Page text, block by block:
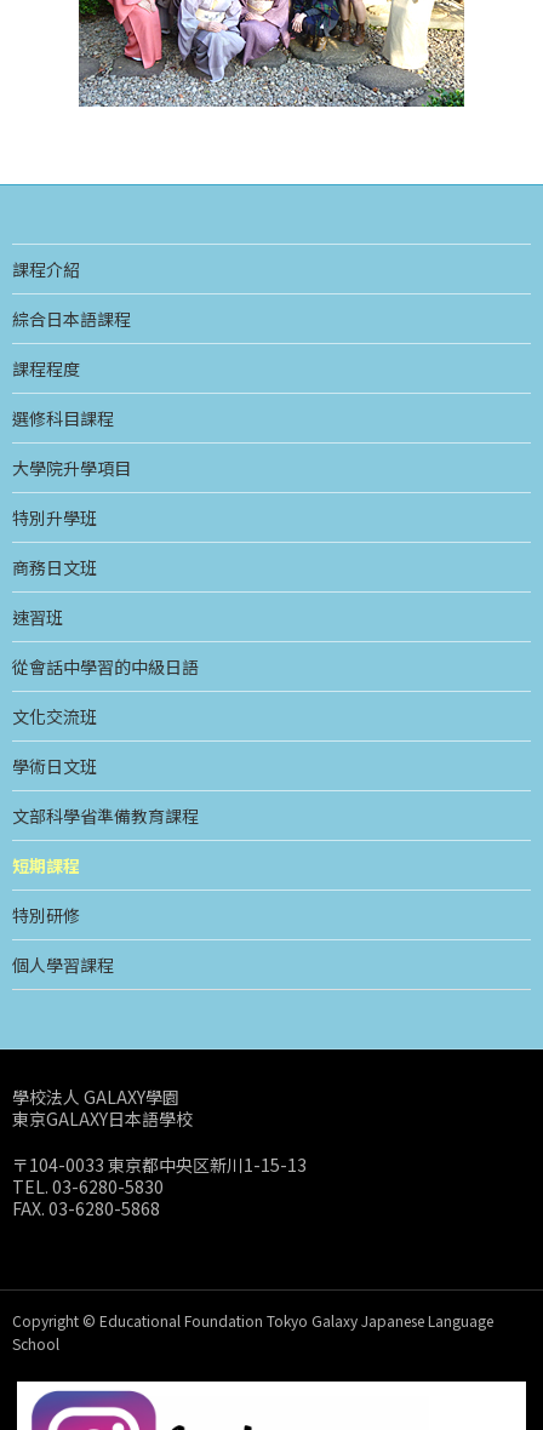
課程介紹
綜合日本語課程
課程程度
選修科目課程
大學院升學項目
特別升學班
商務日文班
速習班
從會話中學習的中級日語
文化交流班
學術日文班
文部科學省準備教育課程
短期課程
特別研修
個人學習課程
學校法人 GALAXY學園
東京GALAXY日本語學校
〒104-0033 東京都中央区新川1-15-13
TEL. 03-6280-5830
FAX. 03-6280-5868
Copyright © Educational Foundation Tokyo Galaxy Japanese Language
School